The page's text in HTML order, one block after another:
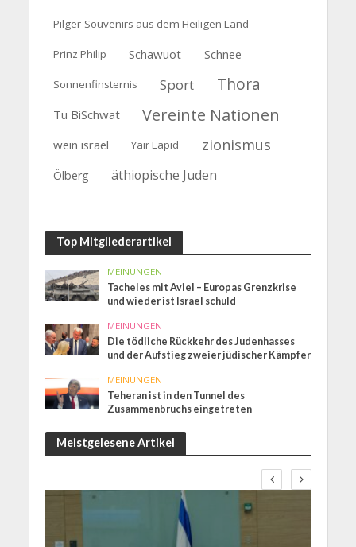
Pilger-Souvenirs aus dem Heiligen Land
Prinz Philip Schawuot Schnee
Sonnenfinsternis Sport Thora
Tu BiSchwat Vereinte Nationen
wein israel Yair Lapid zionismus
Ölberg äthiopische Juden
Top Mitgliederartikel
MEINUNGEN
Tacheles mit Aviel – Europas Grenzkrise
und wieder ist Israel schuld
MEINUNGEN
Die tödliche Rückkehr des Judenhasses
und der Aufstieg zweier jüdischer Kämpfer
MEINUNGEN
Teheran ist in den Tunnel des
Zusammenbruchs eingetreten
Meistgelesene Artikel